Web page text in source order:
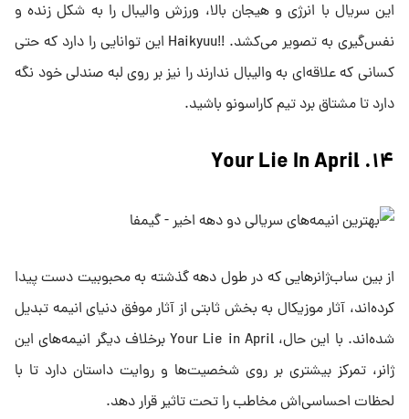
این سریال با انرژی و هیجان بالا، ورزش والیبال را به شکل زنده و
نفس‌گیری به تصویر می‌کشد. !!Haikyuu این توانایی را دارد که حتی
کسانی که علاقه‌ای به والیبال ندارند را نیز بر روی لبه صندلی خود نگه
دارد تا مشتاق برد تیم کاراسونو باشید.
۱۴. Your Lie In April
از بین ساب‌ژانرهایی که در طول دهه گذشته به محبوبیت دست پیدا
کرده‌اند، آثار موزیکال به بخش ثابتی از آثار موفق دنیای انیمه تبدیل
شده‌اند. با این حال، Your Lie in April برخلاف دیگر انیمه‌های این
ژانر، تمرکز بیشتری بر روی شخصیت‌ها و روایت داستان دارد تا با
لحظات احساسی‌اش مخاطب را تحت تاثیر قرار دهد.